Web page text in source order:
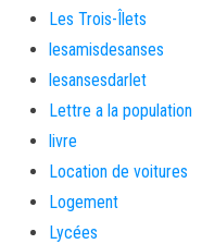
Les Trois-Îlets
lesamisdesanses
lesansesdarlet
Lettre a la population
livre
Location de voitures
Logement
Lycées